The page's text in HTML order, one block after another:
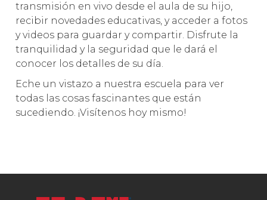
transmisión en vivo desde el aula de su hijo,
recibir novedades educativas, y acceder a fotos
y videos para guardar y compartir. Disfrute la
tranquilidad y la seguridad que le dará el
conocer los detalles de su día.
Eche un vistazo a nuestra escuela para ver
todas las cosas fascinantes que están
sucediendo. ¡Visítenos hoy mismo!